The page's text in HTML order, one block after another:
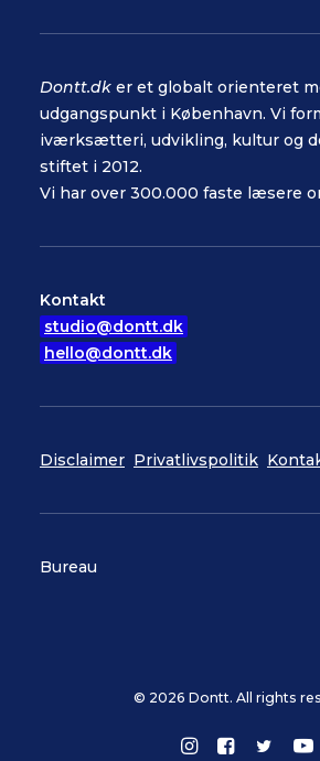
Dontt.dk er et globalt orienteret
udgangspunkt i København. Vi
iværksætteri, udvikling, kultur og
stiftet i 2012.
Vi har over 300.000 faste læsere
Kontakt
studio@dontt.dk
hello@dontt.dk
Disclaimer Privatlivspolitik
Bureau
© 2026 Dontt. All rights